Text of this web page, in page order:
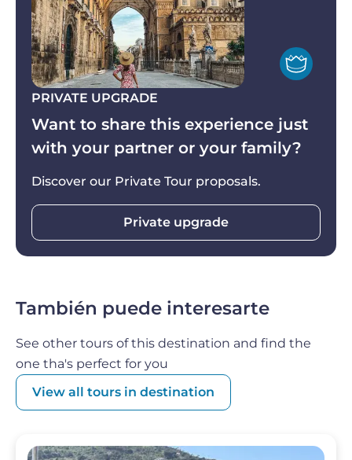
estratificación de estilos, desde el musulmán
hasta el normando y la reconversión cristiana. Por
si esto no fuera poco, para que completes tu
experiencia siciliana, tendrás incluida otra parada
sustancial para degustar un sabroso
siciliano en una tienda típica local.
PRIVATE UPGRADE
Want to share this experience just
with your partner or your family?
Discover our Private Tour proposals.
Private upgrade
También puede interesarte
See other tours of this destination and find the
one tha's perfect for you
View all tours in destination
Imagen